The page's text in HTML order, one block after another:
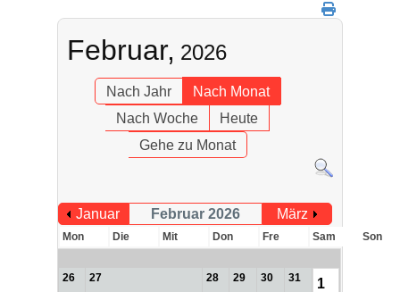
Februar, 2026
Nach Jahr
Nach Monat
Nach Woche
Heute
Gehe zu Monat
Januar Februar 2026 März
Mon Die Mit Don Fre Sam Son
26 27 28 29 30 31 1